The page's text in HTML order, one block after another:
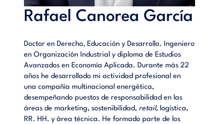
Rafael Canorea García
Doctor en Derecho, Educación y Desarrollo. Ingeniero
en Organización Industrial y diploma de Estudios
Avanzados en Economía Aplicada. Durante más 22
años he desarrollado mi actividad profesional en
una compañía multinacional energética,
desempeñando puestos de responsabilidad en las
áreas de marketing, sostenibilidad, retail, logística,
RR. HH. y área técnica. He formado parte de los